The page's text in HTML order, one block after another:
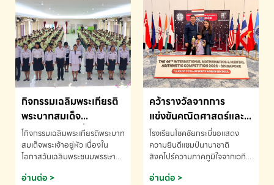
กิจกรรมเฉลิมพระเกียรติ
พระบาทสมเด็จ
พระเจ้าอยู่หัว เนื่องใน
โอกาสวันเฉลิม
พระชนมพรรษา
โกิจกรรมเฉลิมพระเกียรติพระบาท
สมเด็จพระเจ้าอยู่หัว เนื่องใน
โอกาสวันเฉลิมพระชนมพรรษา
ข้อมูลเพิ่มเติม โทร. 075-691910
อ่านต่อ >
คว้ารางวัลจากการ
แข่งขันคณิตศาสตร์และ
คณิตคิดเร็วนานาชาติ
ครั้งที่ 46 ประจำปี 2569
ณ ประเทศสิงคโปร์
โรงเรียนโชคชัยกระบี่ขอแสดง
ความยินดีแชมป์นานาชาติ
สิงคโปร์ความภาคภูมิใจจากเวที
ด.ช.พัทธนันท์ พรหมพันธ์ ชั้น
อ่านต่อ >